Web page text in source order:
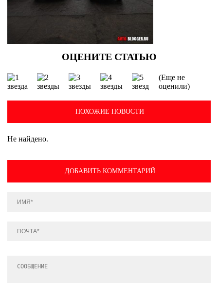
(Еще не
оценили)
ПОХОЖИЕ НОВОСТИ
Не найдено.
ДОБАВИТЬ КОММЕНТАРИЙ